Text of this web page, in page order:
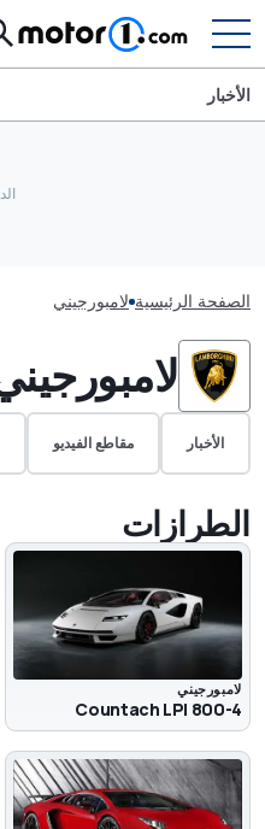
الأخبار
الصفحة الرئيسية لامبورجيني
الأخبار مقاطع الفيديو
الطرازات
لامبورجيني
Countach LPI 800-4